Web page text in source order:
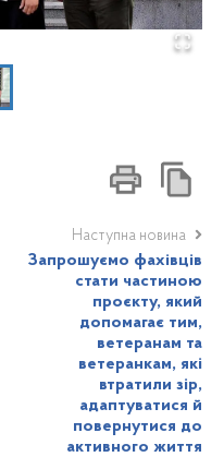
Наступна новина
Запрошуємо фахівців
стати частиною
проєкту, який
допомагає тим,
ветеранам та
ветеранкам, які
втратили зір,
адаптуватися й
повернутися до
активного життя